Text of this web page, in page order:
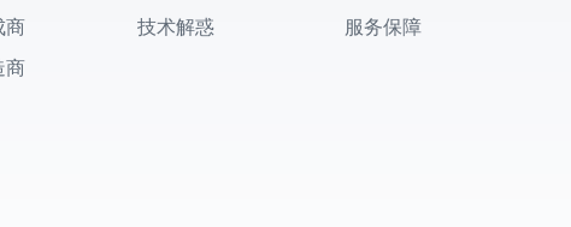
商
商
技术解惑
服务保障